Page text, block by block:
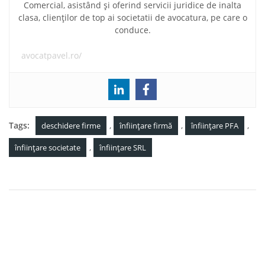
Comercial, asistând și oferind servicii juridice de inalta
clasa, clienților de top ai societatii de avocatura, pe care o
conduce.
avocatpavel.ro/
Tags: deschidere firme , înființare firmă , înființare PFA ,
înființare societate , înființare SRL